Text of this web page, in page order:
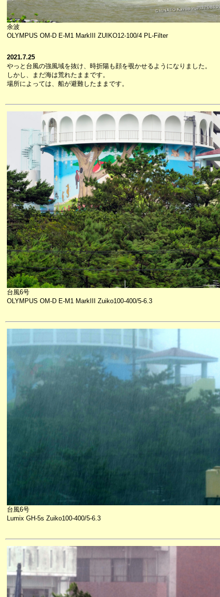
余波
OLYMPUS OM-D E-M1 MarkIII ZUIKO12-100/4 PL-Filter
2021.7.25
やっと台風の強風域を抜け、時折陽も顔を覗かせるようになりました。
しかし、まだ海は荒れたままです。
場所によっては、船が避難したままです。
台風6号
OLYMPUS OM-D E-M1 MarkIII Zuiko100-400/5-6.3
台風6号
Lumix GH-5s Zuiko100-400/5-6.3